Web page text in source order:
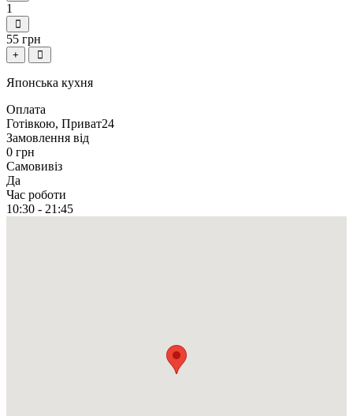
1
55 грн
+
Японська кухня
Оплата
Готівкою, Приват24
Замовлення від
0 грн
Самовивіз
Да
Час роботи
10:30 - 21:45